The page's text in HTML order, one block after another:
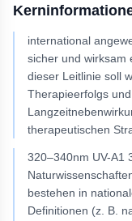
international
sicher und wirksam
dieser Leitlinie soll
Therapieerfolgs
therapeutischen
320–340nm UV-A1
bestehen in
Definitionen (z. B.